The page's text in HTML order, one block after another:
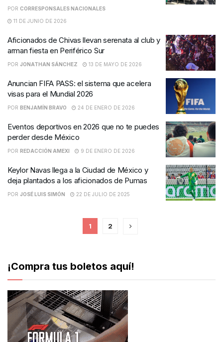
POR CORRESPONSALES NACIONALES
11 DE JUNIO DE 2026
Aficionados de Chivas llevan serenata al club y
arman fiesta en Periférico Sur
POR JONATHAN SÁNCHEZ 13 DE MAYO DE 2026
Anuncian FIFA PASS: el sistema que acelera
visas para el Mundial 2026
POR BENJAMÍN BRAVO 24 DE ENERO DE 2026
Eventos deportivos en 2026 que no te puedes
perder desde México
POR REDACCIÓN AMEXI 9 DE ENERO DE 2026
Keylor Navas llega a la Ciudad de México y
deja plantados a los aficionados de Pumas
POR JOSÉ LUIS SIMÓN 22 DE JULIO DE 2025
1 2
¡Compra tus boletos aquí!